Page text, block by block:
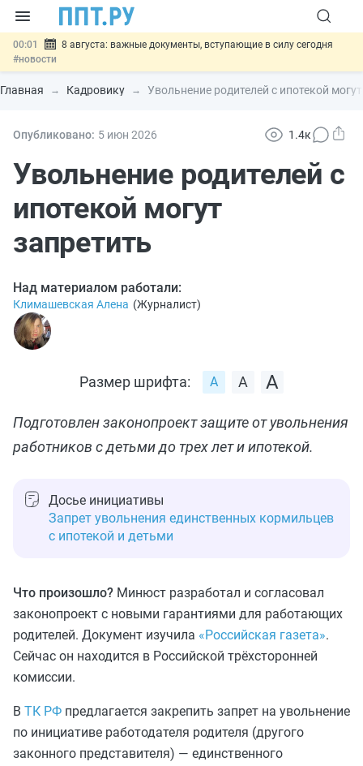
00:01
8 августа: важные документы, вступающие в силу сегодня
#новости
07.08 Подписан закон о блокировке продажи опасных товаров через
«Честный знак»#новости
07.08 Госпошлину за устранение ошибок в документах предлагают
07.08
Разработают единые критерии трудовых и ГПХ-
отношений #новости
Главная Кадровику Увольнение родителей с ипотекой
Опубликовано: 5 июн 2026 1.4к
Увольнение родителей с
ипотекой могут
запретить
Над материалом работали:
Климашевская Алена (Журналист)
Размер шрифта:
Подготовлен законопроект защите от увольнения
работников с детьми до трех лет и ипотекой.
Досье инициативы
Запрет увольнения единственных кормильцев
с ипотекой и детьми
Что произошло? Минюст разработал и согласовал
законопроект с новыми гарантиями для работающих
родителей. Документ изучила «Российская газета».
Сейчас он находится в Российской трёхсторонней
комиссии.
В ТК РФ предлагается закрепить запрет на увольнение
по инициативе работодателя родителя (другого
законного представителя) — единственного